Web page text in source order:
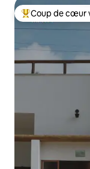
Coup de cœur
Coup de cœur